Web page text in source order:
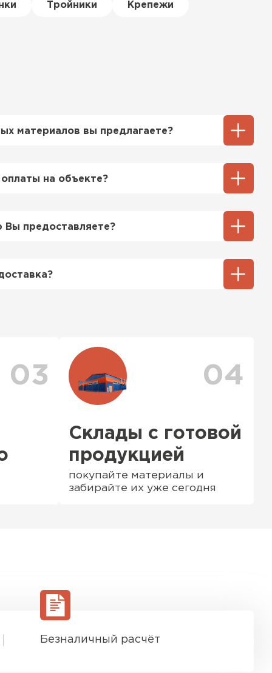
Тройники Крепежи
материалов вы предлагаете?
профнастил, ондулин, битумные
на объекте?
При этом, если доставленный
качества, Вы вправе отказаться от
предоставляете?
качества, а также товарно-
скидки.
03 04
Склады с готовой
продукцией
покупайте материалы и
забирайте их уже сегодня
Безналичный расчёт